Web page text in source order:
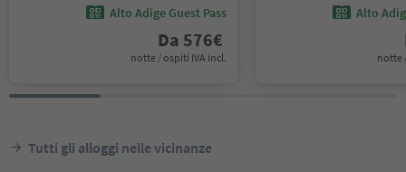
Alto Adige Guest Pass
Da 576€
notte / ospiti IVA incl.
Alto
notte
Tutti gli alloggi nelle vicinanze